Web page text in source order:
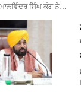
ਮਾਲਵਿੰਦਰ ਸਿੰਘ ਕੰਗ ਨੇ…